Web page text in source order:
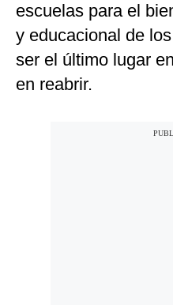
escuelas para el
y educacional de
ser el último lugar
en reabrir.